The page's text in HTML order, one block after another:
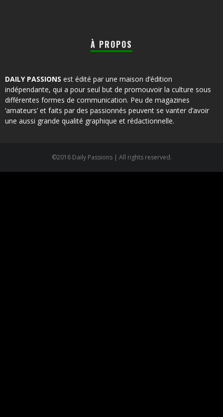
À PROPOS
DAILY PASSIONS est édité par une maison d’édition
indépendante, qui a pour seul but de promouvoir la culture sous
différentes formes de communication. Peu de magazines
‘amateurs’ et faits par des passionnés peuvent se vanter d’avoir
une aussi grande qualité graphique et rédactionnelle.
©2016 Daily Passions | All rights reserved.